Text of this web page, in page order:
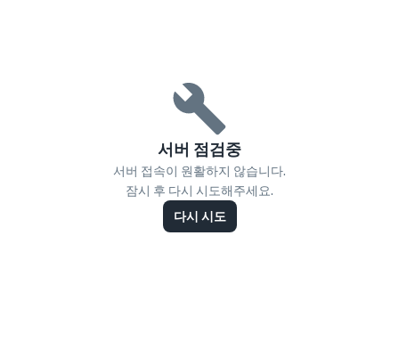
서버 점검중
서버 접속이 원활하지 않습니다.
잠시 후 다시 시도해주세요.
다시 시도